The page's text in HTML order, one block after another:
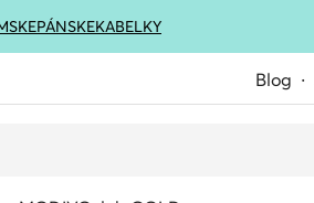
PÁNSKEKABELKY
Blog